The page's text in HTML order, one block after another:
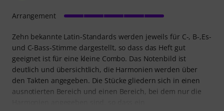
Zehn bekannte Latin-Standards werden jeweils für C-, B-,Es-
und C-Bass-Stimme dargestellt, so dass das Heft gut
geeignet ist für eine kleine Combo. Das Notenbild ist
deutlich und übersichtlich, die Harmonien werden über
den Takten angegeben. Die Stücke gliedern sich in einen
ausnotierten Bereich und einen Bereich, bei dem nur die
Arrangement